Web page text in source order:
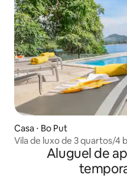
Casa ⋅ Bo Put
Vila de luxo de 3 quartos/4
Piscina de borda infinita
Aluguel de